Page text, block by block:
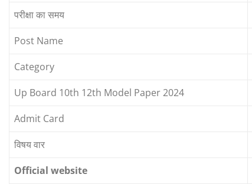
परीक्षा का समय
Post Name
Category
Up Board 10th 12th Model Paper 2024
Admit Card
विषय वार
Official website